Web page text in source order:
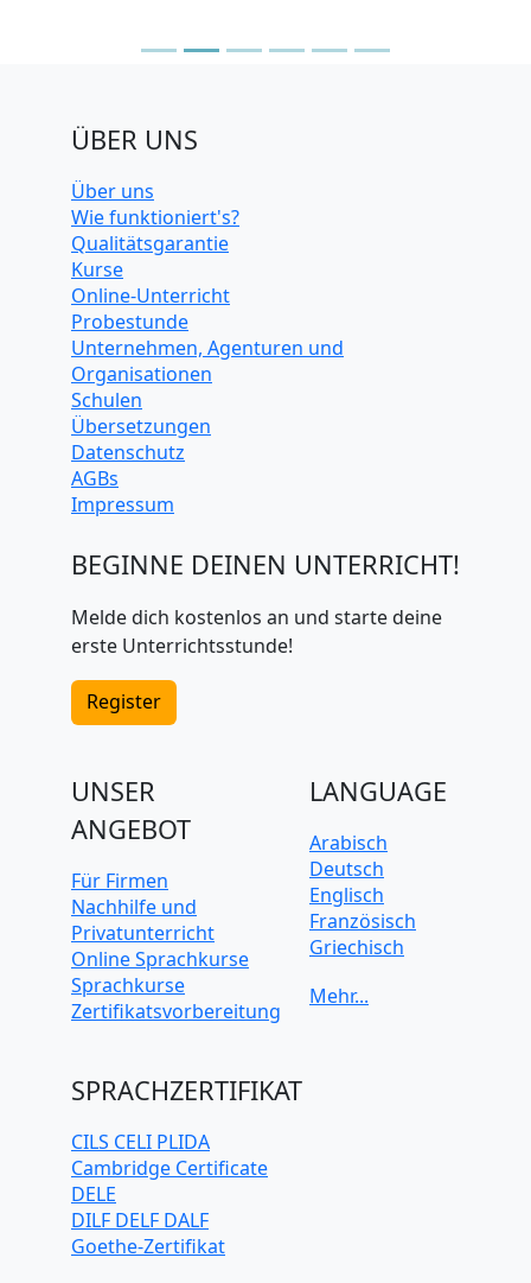
ÜBER UNS
Über uns
Wie funktioniert's?
Qualitätsgarantie
Kurse
Online-Unterricht
Probestunde
Unternehmen, Agenturen und
Organisationen
Schulen
Übersetzungen
Datenschutz
AGBs
Impressum
BEGINNE DEINEN UNTERRICHT!
Melde dich kostenlos an und starte deine
erste Unterrichtsstunde!
Register
UNSER
ANGEBOT
Für Firmen
Nachhilfe und
Privatunterricht
Online Sprachkurse
Sprachkurse
Zertifikatsvorbereitung
LANGUAGE
Arabisch
Deutsch
Englisch
Französisch
Griechisch
Japanisch
SPRACHZERTIFIKAT
CILS CELI PLIDA
Cambridge Certificate
DELE
DILF DELF DALF
Goethe-Zertifikat